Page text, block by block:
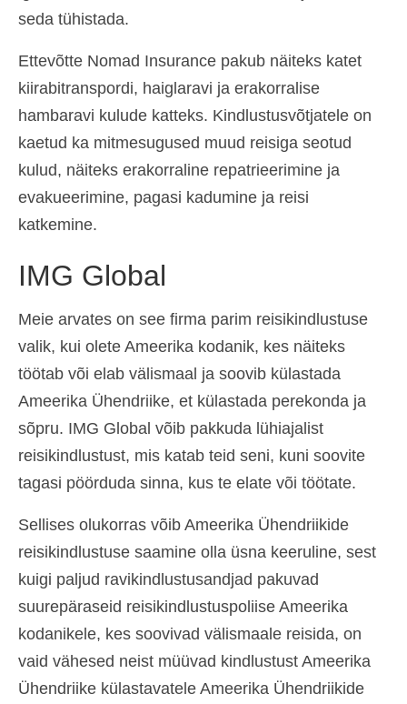
seda tühistada.
Ettevõtte Nomad Insurance pakub näiteks katet
kiirabitranspordi, haiglaravi ja erakorralise
hambaravi kulude katteks. Kindlustusvõtjatele on
kaetud ka mitmesugused muud reisiga seotud
kulud, näiteks erakorraline repatrieerimine ja
evakueerimine, pagasi kadumine ja reisi
katkemine.
IMG Global
Meie arvates on see firma parim reisikindlustuse
valik, kui olete Ameerika kodanik, kes näiteks
töötab või elab välismaal ja soovib külastada
Ameerika Ühendriike, et külastada perekonda ja
sõpru. IMG Global võib pakkuda lühiajalist
reisikindlustust, mis katab teid seni, kuni soovite
tagasi pöörduda sinna, kus te elate või töötate.
Sellises olukorras võib Ameerika Ühendriikide
reisikindlustuse saamine olla üsna keeruline, sest
kuigi paljud ravikindlustusandjad pakuvad
suurepäraseid reisikindlustuspoliise Ameerika
kodanikele, kes soovivad välismaale reisida, on
vaid vähesed neist müüvad kindlustust Ameerika
Ühendriike külastavatele Ameerika Ühendriikide